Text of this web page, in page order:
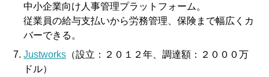
中小企業向け人事管理プラットフォーム。
従業員の給与支払いから労務管理、保険まで幅広くカ
バーできる。
Justworks （設立：２０１２年、調達額：２０００万
ドル）